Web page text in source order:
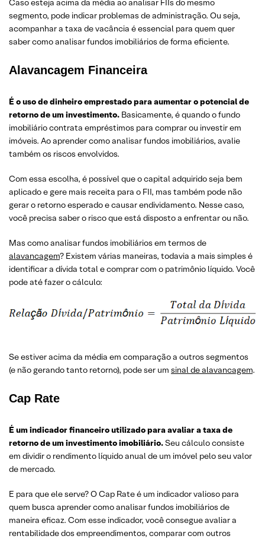
Caso esteja acima da média ao analisar FIIs do mesmo
segmento, pode indicar problemas de administração. Ou seja,
acompanhar a taxa de vacância é essencial para quem quer
saber como analisar fundos imobiliários de forma eficiente.
Alavancagem Financeira
É o uso de dinheiro emprestado para aumentar o potencial de
retorno de um investimento. Basicamente, é quando o fundo
imobiliário contrata empréstimos para comprar ou investir em
imóveis. Ao aprender como analisar fundos imobiliários, avalie
também os riscos envolvidos.
Com essa escolha, é possível que o capital adquirido seja bem
aplicado e gere mais receita para o FII, mas também pode não
gerar o retorno esperado e causar endividamento. Nesse caso,
você precisa saber o risco que está disposto a enfrentar ou não.
Mas como analisar fundos imobiliários em termos de
alavancagem? Existem várias maneiras, todavia a mais simples é
identificar a dívida total e comprar com o patrimônio líquido. Você
pode até fazer o cálculo:
Se estiver acima da média em comparação a outros segmentos
(e não gerando tanto retorno), pode ser um sinal de alavancagem.
Cap Rate
É um indicador financeiro utilizado para avaliar a taxa de
retorno de um investimento imobiliário.Seu cálculo consiste
em dividir o rendimento líquido anual de um imóvel pelo seu valor
de mercado.
E para que ele serve? O Cap Rate é um indicador valioso para
quem busca aprender como analisar fundos imobiliários de
maneira eficaz. Com esse indicador, você consegue avaliar a
rentabilidade dos empreendimentos, comparar com outros